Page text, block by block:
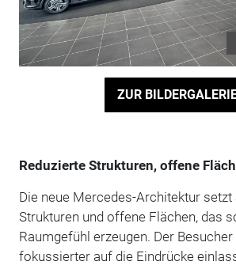
ZUR
Reduzierte Strukturen, offene
Die neue Mercedes-Architektur
Strukturen und offene Flächen, das
Raumgefühl erzeugen. Der
fokussierter auf die Eindrücke